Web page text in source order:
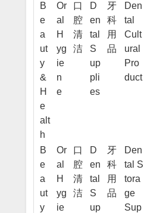
B
e
a
ut
y
&
H
e
alt
h
Or
al
H
yg
ie
n
e
口
腔
清
洁
D
en
tal
S
up
pli
es
牙
科
用
品
Den
tal
Cult
ural
Pro
duct
B
e
a
ut
y
Or
al
H
yg
ie
口
腔
清
洁
D
en
tal
S
up
牙
科
用
品
Den
tal S
tora
ge
Sup